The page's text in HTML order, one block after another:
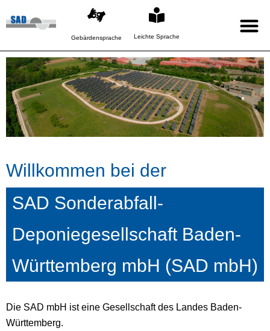
Gebärdensprache Leichte Sprache
Willkommen bei der
SAD Sonderabfall-
Deponiegesellschaft Baden-
Württemberg mbH (SAD mbH)
Die SAD mbH ist eine Gesellschaft des Landes Baden-
Württemberg.